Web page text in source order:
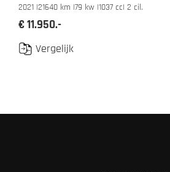
2021 |21640 km |79 kw |1037 cc| 2 cil.
€ 11.950.-
Vergelijk